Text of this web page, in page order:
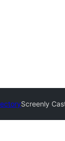
Screenly